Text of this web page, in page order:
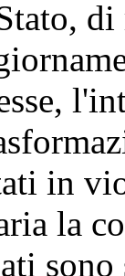
in
la
sono